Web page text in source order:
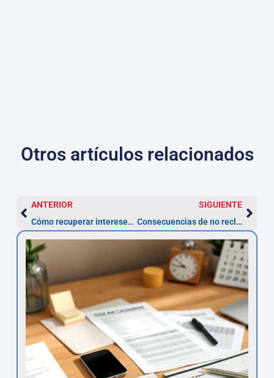
Otros artículos relacionados
ANTERIOR
Cómo recuperar intereses pagados de un préstamo declarado usurario
SIGUIENTE
Consecuencias de no reclamar tu multa ZBE a tiempo: lo que debes considerar